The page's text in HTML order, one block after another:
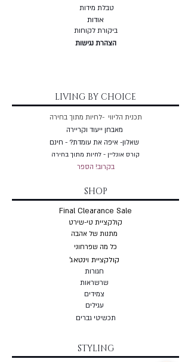
טבלת מידות
אודות
ביקורת לקוחות
הצהרת נגישות
LIVING BY CHOICE
תכנית הליווי -לחיות מתוך בחירה
מאבחן ייעוד וקריירה
שאלון- איפה את עומדת? - חינם
קורס אונליין - לחיות מתוך בחירה
בקרוב! הספר
SHOP
Final Clearance Sale
קולקציית טי-שירט
מתנות של אהבה
כל מה שפרחוני
קולקציית וינטאג'
חגורות
שרשראות
צמידים
עגילים
תכשיטי גברים
STYLING